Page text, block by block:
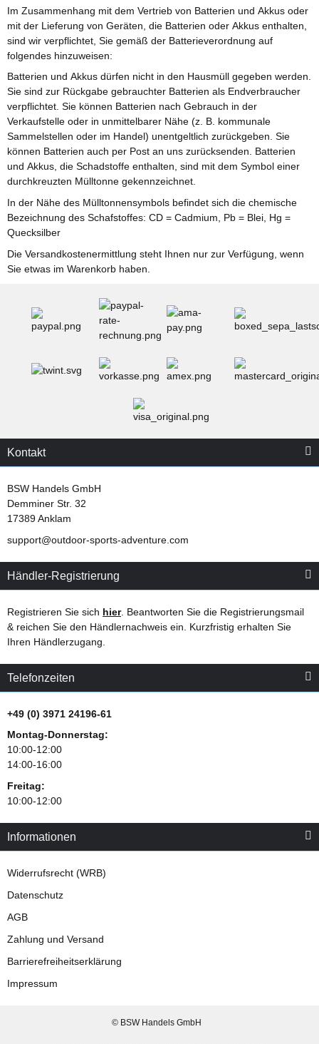
Im Zusammenhang mit dem Vertrieb von Batterien und Akkus oder
mit der Lieferung von Geräten, die Batterien oder Akkus enthalten,
sind wir verpflichtet, Sie gemäß der Batterieverordnung auf
folgendes hinzuweisen:
Batterien und Akkus dürfen nicht in den Hausmüll gegeben werden.
Sie sind zur Rückgabe gebrauchter Batterien als Endverbraucher
verpflichtet. Sie können Batterien nach Gebrauch in der
Verkaufstelle oder in unmittelbarer Nähe (z. B. kommunale
Sammelstellen oder im Handel) unentgeltlich zurückgeben. Sie
können Batterien auch per Post an uns zurücksenden. Batterien
und Akkus, die Schadstoffe enthalten, sind mit dem Symbol einer
durchkreuzten Mülltonne gekennzeichnet.
In der Nähe des Mülltonnensymbols befindet sich die chemische
Bezeichnung des Schafstoffes: CD = Cadmium, Pb = Blei, Hg =
Quecksilber
Die Versandkostenermittlung steht Ihnen nur zur Verfügung, wenn
Sie etwas im Warenkorb haben.
Kontakt
BSW Handels GmbH
Demminer Str. 32
17389 Anklam
support@outdoor-sports-adventure.com
Händler-Registrierung
Registrieren Sie sich hier. Beantworten Sie die Registrierungsmail
& reichen Sie den Händlernachweis ein. Kurzfristig erhalten Sie
Ihren Händlerzugang.
Telefonzeiten
+49 (0) 3971 24196-61
Montag-Donnerstag:
10:00-12:00
14:00-16:00
Freitag:
10:00-12:00
Informationen
Widerrufsrecht (WRB)
Datenschutz
AGB
Zahlung und Versand
Barrierefreiheitserklärung
Impressum
© BSW Handels GmbH